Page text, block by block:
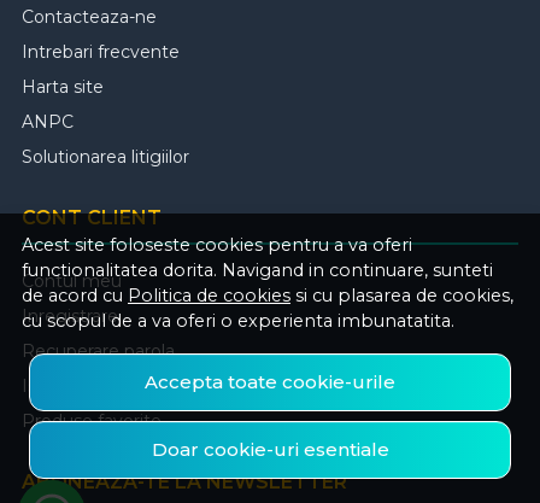
Acest site foloseste cookies pentru a va oferi
functionalitatea dorita. Navigand in continuare, sunteti
de acord cu Politica de cookies si cu plasarea de cookies,
cu scopul de a va oferi o experienta imbunatatita.
Accepta toate cookie-urile
Doar cookie-uri esentiale
Contacteaza-ne
Intrebari frecvente
Harta site
ANPC
Solutionarea litigiilor
CONT CLIENT
Contul meu
Inregistrare
Recuperare parola
Istoric comenzi
Produse favorite
ABONEAZA-TE LA NEWSLETTER